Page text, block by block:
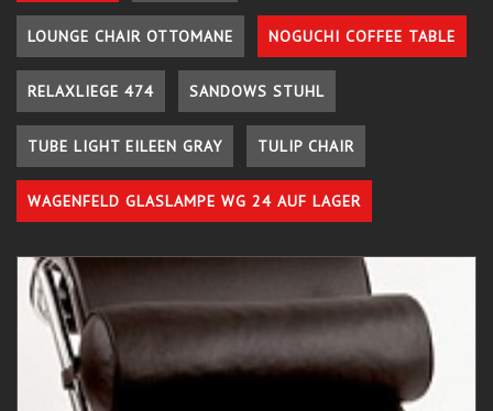
LOUNGE CHAIR OTTOMANE NOGUCHI COFFEE TABLE
RELAXLIEGE 474 SANDOWS STUHL
TUBE LIGHT EILEEN GRAY TULIP CHAIR
WAGENFELD GLASLAMPE WG 24 AUF LAGER